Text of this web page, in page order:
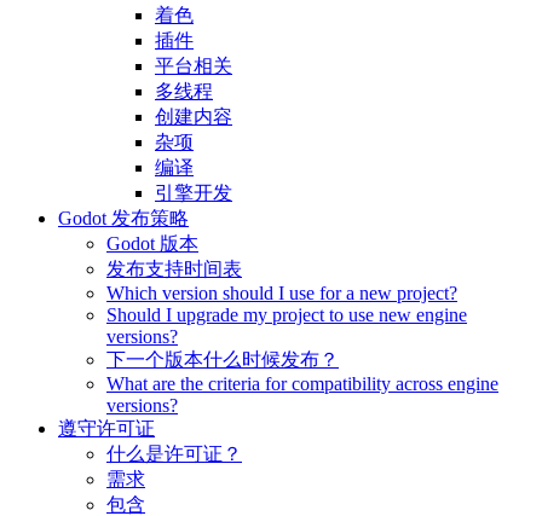
着色
插件
平台相关
多线程
创建内容
杂项
编译
引擎开发
Godot 发布策略
Godot 版本
发布支持时间表
Which version should I use for a new project?
Should I upgrade my project to use new engine
versions?
下一个版本什么时候发布？
What are the criteria for compatibility across engine
versions?
遵守许可证
什么是许可证？
需求
包含